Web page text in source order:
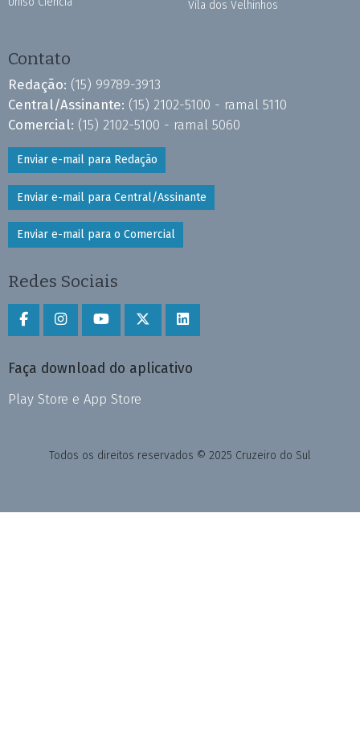
Vila dos Velhinhos
Contato
Redação: (15) 99789-3913
Central/Assinante: (15) 2102-5100 - ramal 5110
Comercial: (15) 2102-5100 - ramal 5060
Enviar e-mail para Redação
Enviar e-mail para Central/Assinante
Enviar e-mail para o Comercial
Redes Sociais
Faça download do aplicativo
Play Store e App Store
Todos os direitos reservados © 2025 Cruzeiro do Sul